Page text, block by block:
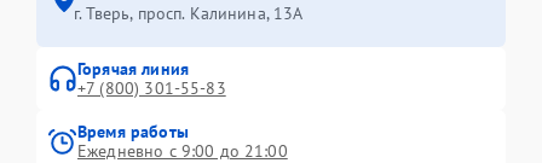
г. Тверь, просп. Калинина, 13А
Горячая линия
+7 (800) 301-55-83
Время работы
Ежедневно с 9:00 до 21:00